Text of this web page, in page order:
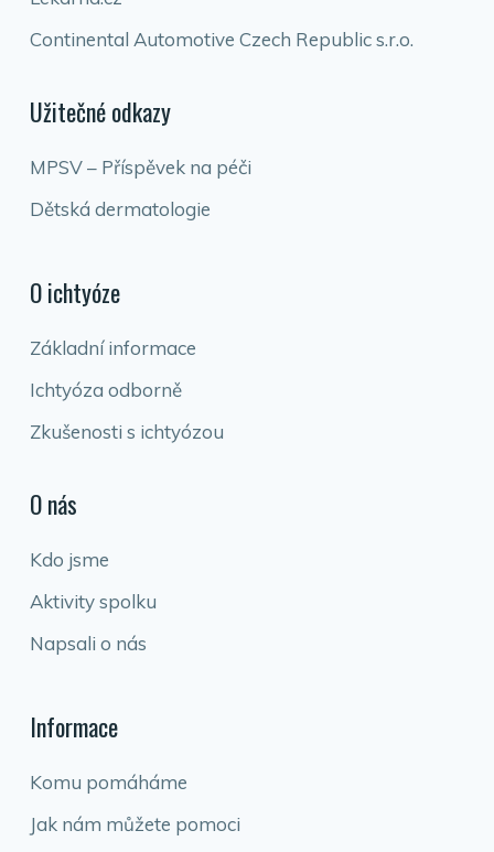
Continental Automotive Czech Republic s.r.o.
Užitečné odkazy
MPSV – Příspěvek na péči
Dětská dermatologie
O ichtyóze
Základní informace
Ichtyóza odborně
Zkušenosti s ichtyózou
O nás
Kdo jsme
Aktivity spolku
Napsali o nás
Informace
Komu pomáháme
Jak nám můžete pomoci